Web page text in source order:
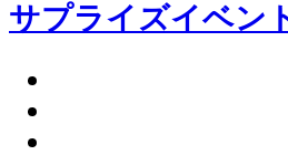
サプライズイベン